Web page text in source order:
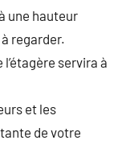
une hauteur
regarder.
servira à
et les
de votre